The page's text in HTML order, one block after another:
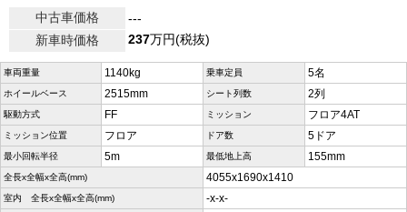
中古車価格
---
新車時価格
237万円(税抜)
車両重量 1140kg 乗車定員 5名
ホイールベース 2515mm シート列数 2列
駆動方式 FF ミッション フロア4AT
ミッション位置 フロア ドア数 5ドア
最小回転半径 5m 最低地上高 155mm
全長x全幅x全高(mm) 4055x1690x1410
室内 全長x全幅x全高(mm) -x-x-